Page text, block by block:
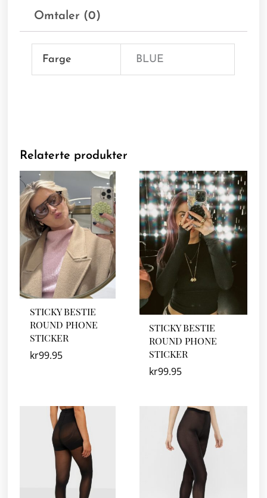
Omtaler (0)
Farge BLUE
Relaterte produkter
STICKY BESTIE
ROUND PHONE
STICKER
kr99.95
STICKY BESTIE
ROUND PHONE
STICKER
kr99.95